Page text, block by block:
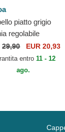
piatto grigio
regolabile
14 di Kimoa
29,90 EUR 20,93
entro 11 - 12
ago.